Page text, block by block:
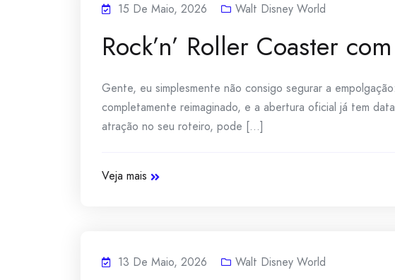
15 De Maio, 2026 Walt Disney World
Rock’n’ Roller Coaster
Gente, eu simplesmente não consigo segurar a
completamente reimaginado, e a abertura oficial já tem
atração no seu roteiro, pode [...]
Veja mais
13 De Maio, 2026 Walt Disney World